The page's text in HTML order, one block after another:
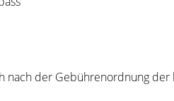
nach der Gebührenordnung der